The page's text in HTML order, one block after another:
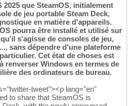
2025 que SteamOS, initialement
de jeu portable Steam Deck,
en matière d'appareils.
pourra être installé et utilisé sur
s'agisse de consoles de jeu,
sans dépendre d'une plateforme
Cet état de choses est
renverser Windows en termes de
des ordinateurs de bureau.
tweet"><p lang="en"
to share that SteamOS is